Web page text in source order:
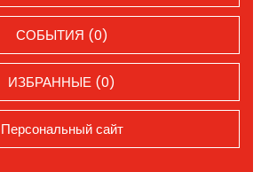
СОБЫТИЯ (0)
ИЗБРАННЫЕ (0)
Персональный сайт